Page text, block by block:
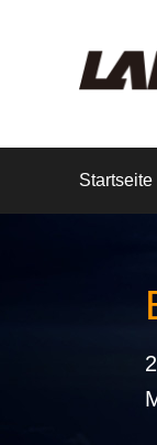
Startseite